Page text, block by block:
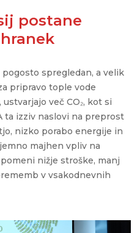
postane
spregledan, a velik
pripravo tople vode
več CO₂, kot si
ta izziv naslovi na preprost
nizko porabo energije in
majhen vpliv na
nižje stroške, manj
v vsakodnevnih